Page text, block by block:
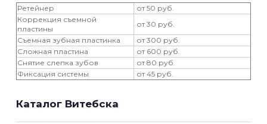
Ретейнер
от 50 руб.
Коррекция съемной
пластины
от 30 руб.
Съемная зубная пластинка
от 300 руб.
Сложная пластина
от 600 руб.
Снятие слепка зубов
от 80 руб.
Фиксация системы
от 45 руб.
Каталог Витебска